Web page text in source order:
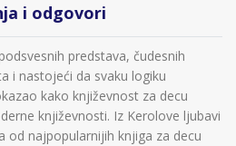
i odgovori
predstava, čudesnih
i nastojeći da svaku logiku
kako književnost za decu
književnosti. Iz Kerolove ljubavi
od najpopularnijih knjiga za decu